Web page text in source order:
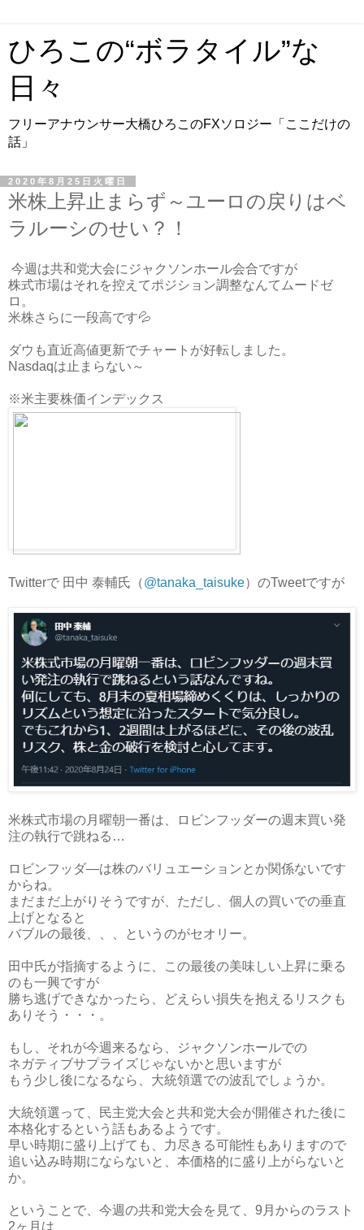
ひろこの“ボラタイル”な
日々
フリーアナウンサー大橋ひろこのFXソロジー「ここだけの
話」
2020年8月25日火曜日
米株上昇止まらず～ユーロの戻りはベ
ラルーシのせい？！
今週は共和党大会にジャクソンホール会合ですが
株式市場はそれを控えてポジション調整なんてムードゼ
ロ。
米株さらに一段高です💦
ダウも直近高値更新でチャートが好転しました。
Nasdaqは止まらない～
※米主要株価インデックス
Twitterで 田中 泰輔氏（@tanaka_taisuke）のTweetですが
米株式市場の月曜朝一番は、ロビンフッダーの週末買い発
注の執行で跳ねる…
ロビンフッダ―は株のバリュエーションとか関係ないです
からね。
まだまだ上がりそうですが、ただし、個人の買いでの垂直
上げとなると
バブルの最後、、、というのがセオリー。
田中氏が指摘するように、この最後の美味しい上昇に乗る
のも一興ですが
勝ち逃げできなかったら、どえらい損失を抱えるリスクも
ありそう・・・。
もし、それが今週来るなら、ジャクソンホールでの
ネガティブサプライズじゃないかと思いますが
もう少し後になるなら、大統領選での波乱でしょうか。
大統領選って、民主党大会と共和党大会が開催された後に
本格化するという話もあるようです。
早い時期に盛り上げても、力尽きる可能性もありますので
追い込み時期にならないと、本価格的に盛り上がらないと
か。
ということで、今週の共和党大会を見て、9月からのラスト
2ヶ月は